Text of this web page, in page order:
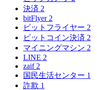
決済 2
bitFlyer 2
ビットフライヤー 2
ビットコイン決済 2
マイニングマシン 2
LINE 2
zaif 2
国民生活センター 1
詐欺 1